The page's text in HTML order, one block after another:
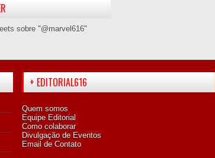
sobre "@marvel616"
+ EDITORIAL616
Quem somos
Equipe Editorial
Como colaborar
Divulgação de Eventos
Email de Contato